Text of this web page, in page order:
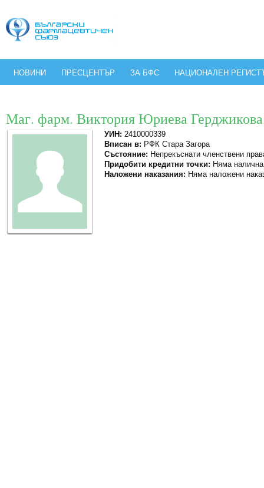
НОВИНИ ПРЕСЦЕНТЪР ЗА БФС НАЦИОНАЛЕН
Маг. фарм. Виктория Юриева Герджикова
УИН: 2410000339
Вписан в: РФК Стара Загора
Състояние: Непрекъснати членствени
Придобити кредитни точки: Няма
Наложени наказания: Няма наложени